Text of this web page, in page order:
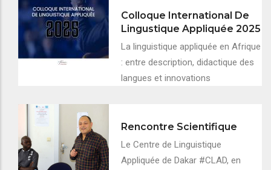
Colloque International De
Lingustique Appliquée 2025
La linguistique appliquée en Afrique
: entre description, didactique des
langues et innovations
Rencontre Scientifique
Le Centre de Linguistique
Appliquée de Dakar #CLAD, en